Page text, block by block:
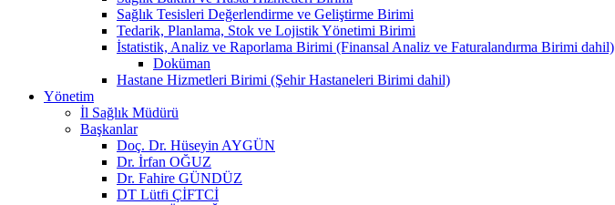
Sağlık Tesisleri Değerlendirme ve Geliştirme Birimi
Tedarik, Planlama, Stok ve Lojistik Yönetimi Birimi
İstatistik, Analiz ve Raporlama Birimi (Finansal Analiz ve Faturalandırma Birimi dahil)
Doküman
Hastane Hizmetleri Birimi (Şehir Hastaneleri Birimi dahil)
Yönetim
İl Sağlık Müdürü
Başkanlar
Doç. Dr. Hüseyin AYGÜN
Dr. İrfan OĞUZ
Dr. Fahire GÜNDÜZ
DT Lütfi ÇİFTCİ